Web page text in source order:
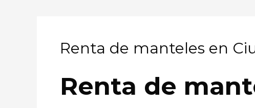
Renta de manteles en
Renta de